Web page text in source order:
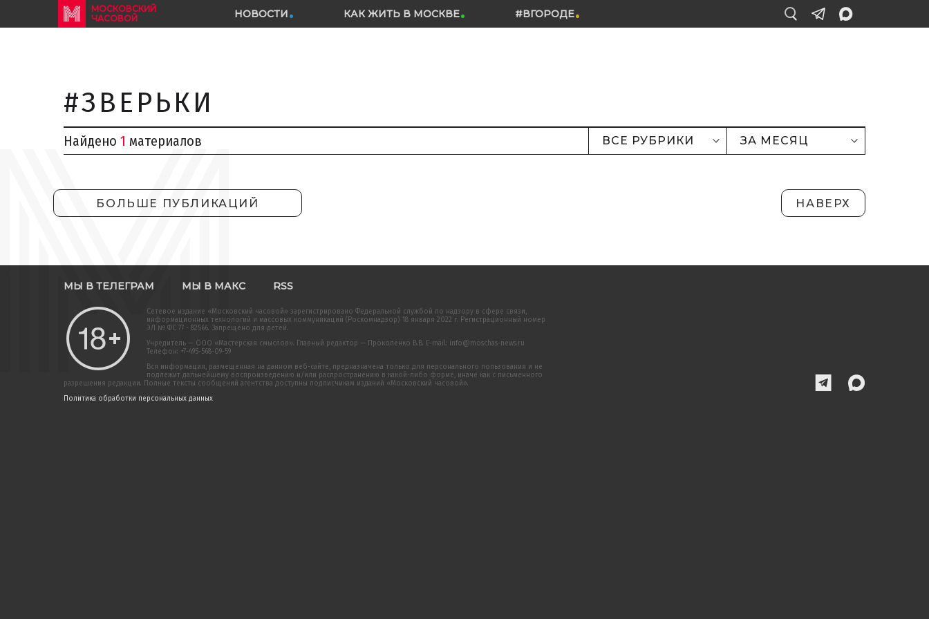
МОСКОВСКИЙ
ЧАСОВОЙ
НОВОСТИ КАК ЖИТЬ В МОСКВЕ #ВГОРОДЕ
#ЗВЕРЬКИ
Найдено 1 материалов ВСЕ РУБРИКИ ЗА МЕСЯЦ
БОЛЬШЕ ПУБЛИКАЦИЙ НАВЕРХ
МЫ В ТЕЛЕГРАМ МЫ В МАКС RSS
Сетевое издание «Московский часовой» зарегистрировано Федеральной службой по надзору в сфере связи,
информационных технологий и массовых коммуникаций (Роскомнадзор) 18 января 2022 г. Регистрационный номер
ЭЛ № ФС 77 - 82566. Запрещено для детей.
Учредитель — ООО «Мастерская смыслов». Главный редактор — Прокопенко В.В. E-mail: info@moschas-news.ru
Телефон: +7-495-568-09-59
Вся информация, размещенная на данном веб-сайте, предназначена только для персонального пользования и не
подлежит дальнейшему воспроизведению и/или распространению в какой-либо форме, иначе как с письменного
разрешения редакции. Полные тексты сообщений агентства доступны подписчикам изданий «Московский часовой».
Политика обработки персональных данных